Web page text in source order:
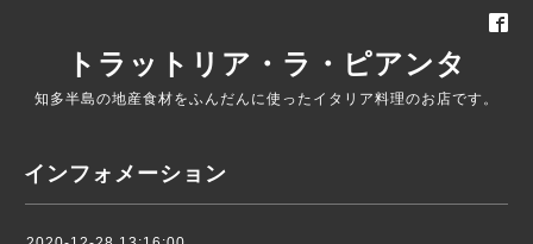
トラットリア・ラ・ピアンタ
知多半島の地産食材をふんだんに使ったイタリア料理のお店です。
インフォメーション